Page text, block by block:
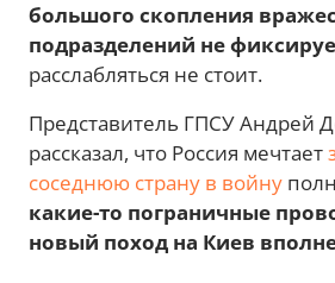
большого скопления
подразделений не
расслабляться не стоит.
Представитель ГПСУ Андрей
рассказал, что Россия мечтает
соседнюю страну в войну
какие-то пограничные
новый поход на Киев